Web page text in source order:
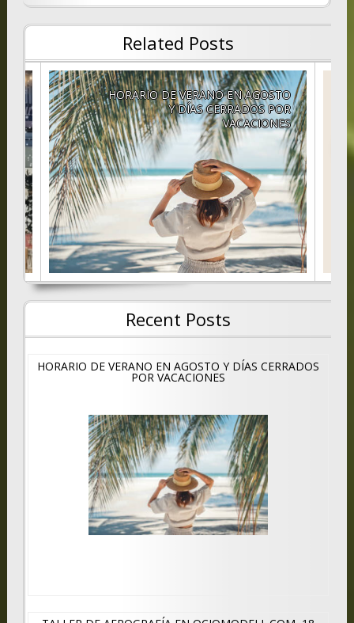
Related Posts
HORARIO DE VERANO EN AGOSTO
Y DÍAS CERRADOS POR
VACACIONES
Recent Posts
HORARIO DE VERANO EN AGOSTO Y DÍAS CERRADOS
POR VACACIONES